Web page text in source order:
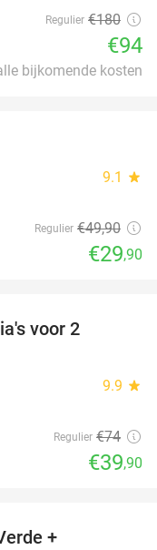
Regulier €180
€94
bijkomende kosten
9.1 star
Regulier €49,90
€29,90
voor 2
9.9 star
Regulier €74
€39,90
+